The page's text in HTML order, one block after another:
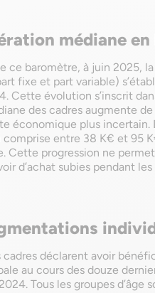
médiane en
ce baromètre, à juin 2025,
fixe et part variable)
Cette évolution s’inscrit
des cadres augmente
économique plus incertain.
entre 38 K€ et 95
Cette progression ne
d’achat subies pendant
cadres déclarent avoir
au cours des douze
Tous les groupes